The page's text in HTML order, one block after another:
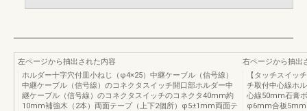
左ページから抽出された内容
ホルダー十字穴付皿小ねじ（φ4×25）中継ケーブル（信号線）
中継ケーブル（信号線）のコネクタスイッチ開口部ホルダー中
継ケーブル（信号線）のコネクタスイッチのコネクタ40mm約
10mm補強木（2本）両面テープ（上下2個所）φ5±1mm両面テ
右ページから抽出
【タッチスイッ
チ取付中心線ホ
心線50mm石膏
φ6mm合板5mm